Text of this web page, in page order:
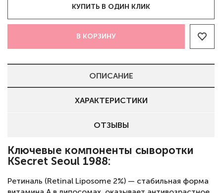
КУПИТЬ В ОДИН КЛИК
В КОРЗИНУ
ОПИСАНИЕ
ХАРАКТЕРИСТИКИ
ОТЗЫВЫ
Ключевые компоненты сыворотки
KSecret Seoul 1988:
Ретиналь (Retinal Liposome 2%) — стабильная форма